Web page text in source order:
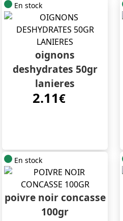
En stock
oignons
deshydrates 50gr
lanieres
2.11€
En stock
poivre noir concasse
100gr